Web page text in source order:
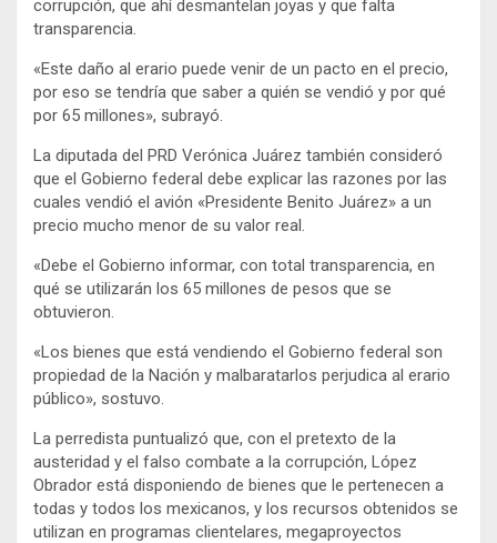
corrupción, que ahí desmantelan joyas y que falta
transparencia.
«Este daño al erario puede venir de un pacto en el precio,
por eso se tendría que saber a quién se vendió y por qué
por 65 millones», subrayó.
La diputada del PRD Verónica Juárez también consideró
que el Gobierno federal debe explicar las razones por las
cuales vendió el avión «Presidente Benito Juárez» a un
precio mucho menor de su valor real.
«Debe el Gobierno informar, con total transparencia, en
qué se utilizarán los 65 millones de pesos que se
obtuvieron.
«Los bienes que está vendiendo el Gobierno federal son
propiedad de la Nación y malbaratarlos perjudica al erario
público», sostuvo.
La perredista puntualizó que, con el pretexto de la
austeridad y el falso combate a la corrupción, López
Obrador está disponiendo de bienes que le pertenecen a
todas y todos los mexicanos, y los recursos obtenidos se
utilizan en programas clientelares, megaproyectos